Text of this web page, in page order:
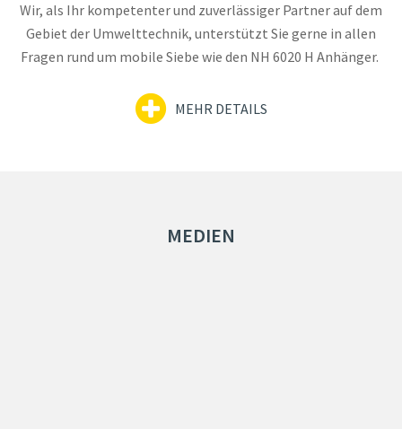
Wir, als Ihr kompetenter und zuverlässiger Partner auf dem
Gebiet der Umwelttechnik, unterstützt Sie gerne in allen
Fragen rund um mobile Siebe wie den NH 6020 H Anhänger.
MEHR DETAILS
MEDIEN